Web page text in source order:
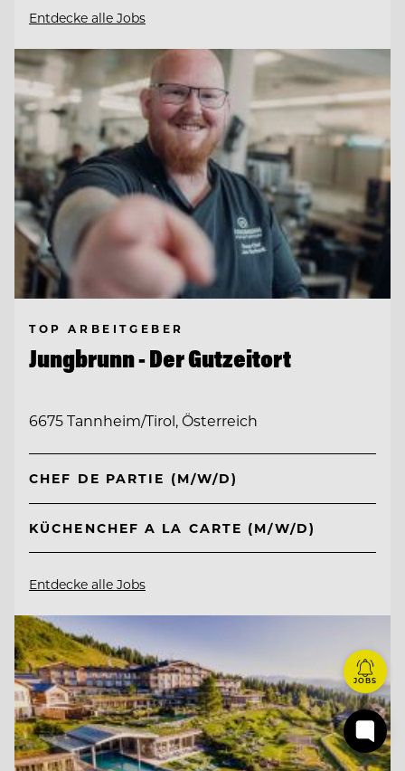
Entdecke alle Jobs
TOP ARBEITGEBER
Jungbrunn - Der Gutzeitort
6675 Tannheim/Tirol, Österreich
CHEF DE PARTIE (M/W/D)
KÜCHENCHEF A LA CARTE (M/W/D)
Entdecke alle Jobs
JOBS